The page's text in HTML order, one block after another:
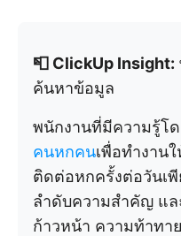
📮 ClickUp Insight:
ค้นหาข้อมูล
พนักงานที่มีความรู้โ
คนหกคนเพื่อทำงาน
ติดต่อหกครั้งต่อวันเ
ลำดับความสำคัญ แล
ก้าวหน้า ความท้าทา